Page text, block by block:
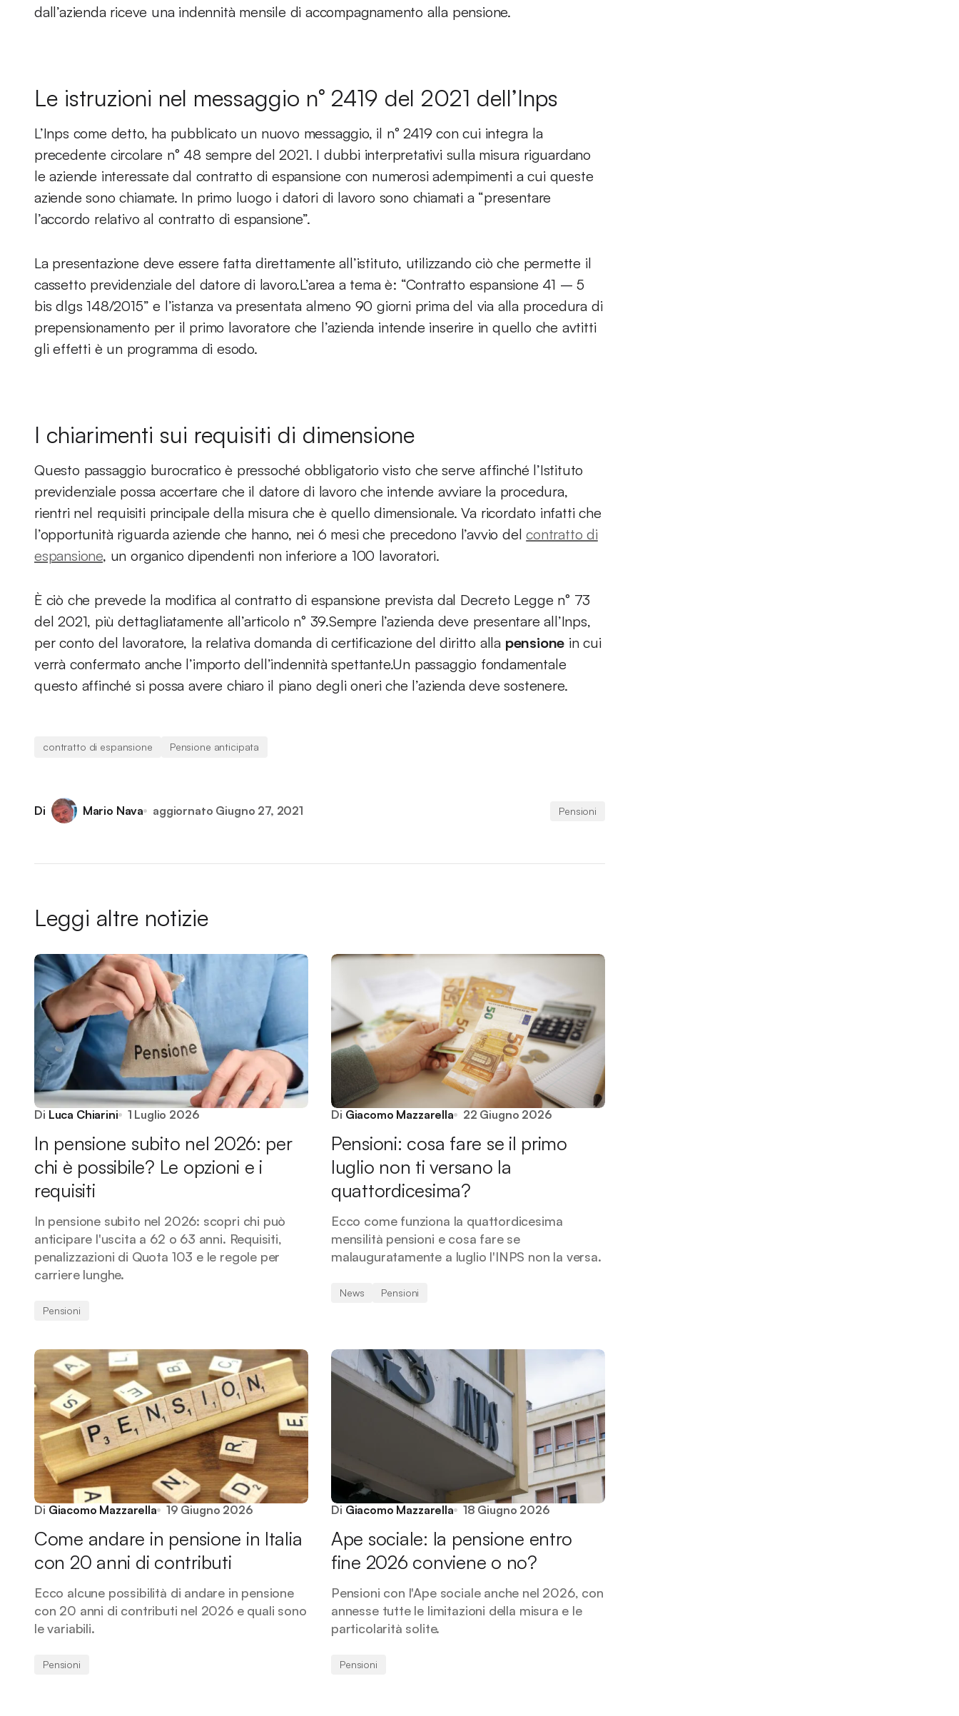
dall’azienda riceve una indennità mensile di accompagnamento alla pensione.
Le istruzioni nel messaggio n° 2419 del 2021 dell’Inps
L’Inps come detto, ha pubblicato un nuovo messaggio, il n° 2419 con cui integra la
precedente circolare n° 48 sempre del 2021. I dubbi interpretativi sulla misura riguardano
le aziende interessate dal contratto di espansione con numerosi adempimenti a cui queste
aziende sono chiamate. In primo luogo i datori di lavoro sono chiamati a “presentare
l’accordo relativo al contratto di espansione”.
La presentazione deve essere fatta direttamente all’istituto, utilizzando ciò che permette il
cassetto previdenziale del datore di lavoro.L’area a tema è: “Contratto espansione 41 – 5
bis dlgs 148/2015” e l’istanza va presentata almeno 90 giorni prima del via alla procedura di
prepensionamento per il primo lavoratore che l’azienda intende inserire in quello che avtitti
gli effetti è un programma di esodo.
I chiarimenti sui requisiti di dimensione
Questo passaggio burocratico è pressoché obbligatorio visto che serve affinché l’Istituto
previdenziale possa accertare che il datore di lavoro che intende avviare la procedura,
rientri nel requisiti principale della misura che è quello dimensionale. Va ricordato infatti che
l’opportunità riguarda aziende che hanno, nei 6 mesi che precedono l’avvio delcontratto di
espansione, un organico dipendenti non inferiore a 100 lavoratori.
È ciò che prevede la modifica al contratto di espansione prevista dal Decreto Legge n° 73
del 2021, più dettagliatamente all’articolo n° 39.Sempre l’azienda deve presentare all’Inps,
per conto del lavoratore, la relativa domanda di certificazione del diritto alla pensione in cui
verrà confermato anche l’importo dell’indennità spettante.Un passaggio fondamentale
questo affinché si possa avere chiaro il piano degli oneri che l’azienda deve sostenere.
contratto di espansione Pensione anticipata
Di Mario Nava aggiornato Giugno 27, 2021 Pensioni
Leggi altre notizie
Di Luca Chiarini 1 Luglio 2026
In pensione subito nel 2026: per
chi è possibile? Le opzioni e i
requisiti
In pensione subito nel 2026: scopri chi può
anticipare l'uscita a 62 o 63 anni. Requisiti,
penalizzazioni di Quota 103 e le regole per
carriere lunghe.
Pensioni
Di Giacomo Mazzarella 22 Giugno 2026
Pensioni: cosa fare se il primo
luglio non ti versano la
quattordicesima?
Ecco come funziona la quattordicesima
mensilità pensioni e cosa fare se
malauguratamente a luglio l'INPS non la versa.
News Pensioni
Di Giacomo Mazzarella 19 Giugno 2026
Come andare in pensione in Italia
con 20 anni di contributi
Ecco alcune possibilità di andare in pensione
con 20 anni di contributi nel 2026 e quali sono
le variabili.
Pensioni
Di Giacomo Mazzarella 18 Giugno 2026
Ape sociale: la pensione entro
fine 2026 conviene o no?
Pensioni con l'Ape sociale anche nel 2026, con
annesse tutte le limitazioni della misura e le
particolarità solite.
Pensioni